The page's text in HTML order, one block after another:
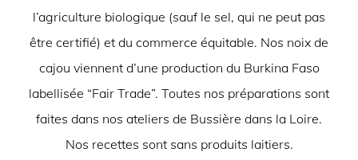
l’agriculture biologique (sauf le sel, qui ne peut pas
être certifié) et du commerce équitable. Nos noix de
cajou viennent d’une production du Burkina Faso
labellisée “Fair Trade”. Toutes nos préparations sont
faites dans nos ateliers de Bussière dans la Loire.
Nos recettes sont sans produits laitiers.